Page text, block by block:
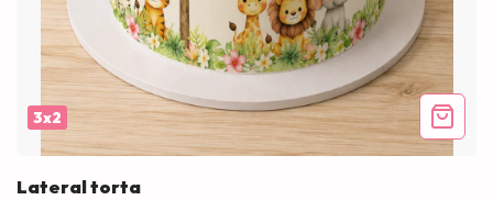
3x2
Lateral torta